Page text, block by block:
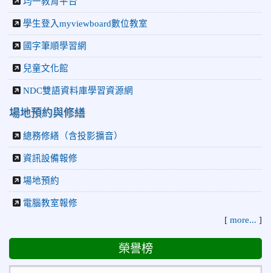
學生登入myviewboard數位教室
國字筆順學習網
兒童文化館
NDC雙語資料庫學習資源網
場地預約與修繕
總務修繕（含投影擴音）
資訊設備報修
場地預約
電腦教室報修
[ more... ]
榮譽榜